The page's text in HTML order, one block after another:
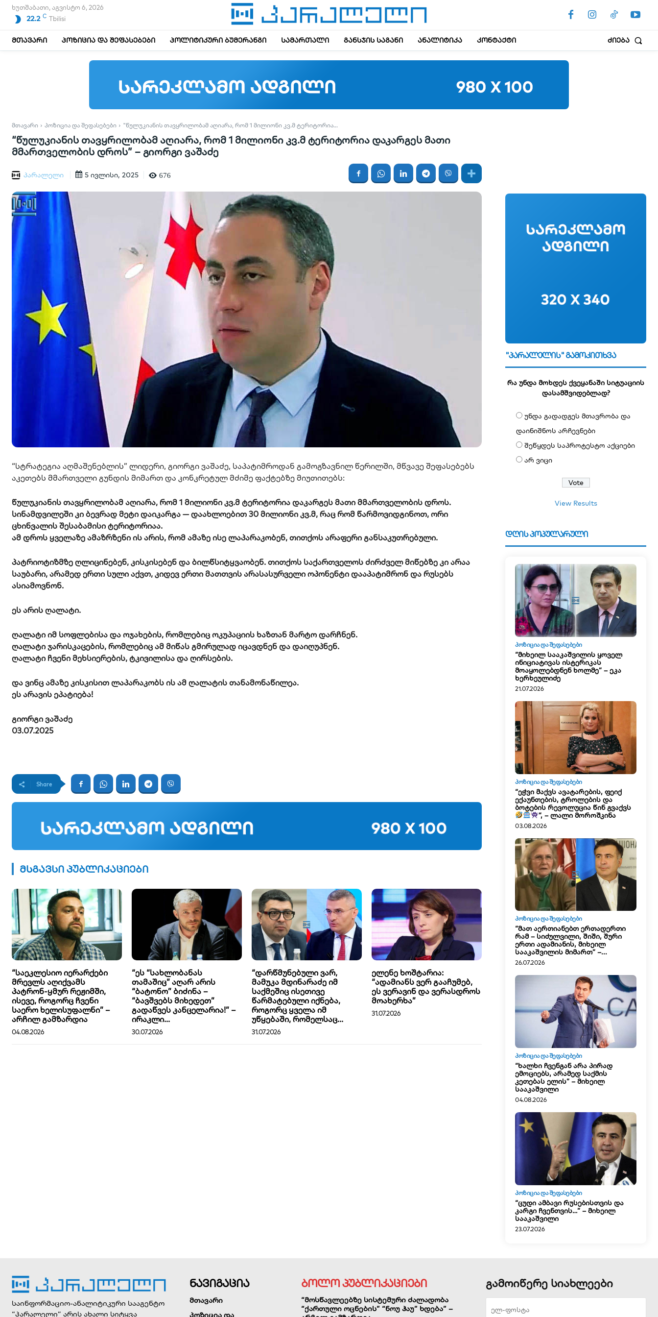
ხუთშაბათი, აგვისტო 6, 2026
22.2 C Tbilisi
მთავარი პოზიცია და შეფასებები პოლიტიკური ბუმერანგი სამართალი განსჯის საგანი ანალიტიკა კონტაქტი ძიება
ᲛᲗᲐᲕᲐᲠᲘ ᲞᲝᲖᲘᲪᲘᲐ ᲓᲐ ᲨᲔᲤᲐᲡᲔᲑᲔᲑᲘ "ᲬᲣᲚᲣᲙᲘᲐᲜᲘᲡ ᲗᲐᲕᲧᲠᲘᲚᲝᲑᲐᲛ ᲐᲦᲘᲐᲠᲐ, ᲠᲝᲛ 1 ᲛᲘᲚᲘᲝᲜᲘ ᲙᲕ.Მ ᲢᲔᲠᲘᲢᲝᲠᲘᲐ...
“წულუკიანის თავყრილობამ აღიარა, რომ 1 მილიონი კვ.მ ტერიტორია დაკარგეს მათი
მმართველობის დროს” – გიორგი ვაშაძე
პარალელი 5 ივლისი, 2025 676
“სტრატეგია აღმაშენებლის” ლიდერი, გიორგი ვაშაძე, საპატიმროდან გამოგზავნილ წერილში, მწვავე შეფასებებს
აკეთებს მმართველი გუნდის მიმართ და კონკრეტულ მძიმე ფაქტებზე მიუთითებს:
წულუკიანის თავყრილობამ აღიარა, რომ 1 მილიონი კვ.მ ტერიტორია დაკარგეს მათი მმართველობის დროს.
სინამდვილეში კი ბევრად მეტი დაიკარგა — დაახლოებით 30 მილიონი კვ.მ, რაც რომ წარმოვიდგინოთ, ორი
ცხინვალის შესაბამისი ტერიტორიაა.
ამ დროს ყველაზე ამაზრზენი ის არის, რომ ამაზე ისე ლაპარაკობენ, თითქოს არაფერი განსაკუთრებული.
პატრიოტიზმზე ღლიცინებენ, კისკისებენ და ბილწსიტყვაობენ. თითქოს საქართველოს ძირძველ მიწებზე კი არაა
საუბარი, არამედ ერთი სული აქვთ, კიდევ ერთი მათთვის არასასურველი ოპონენტი დააპატიმრონ და რუსებს
ასიამოვნონ.
ეს არის ღალატი.
ღალატი იმ სოფლებისა და ოჯახების, რომლებიც ოკუპაციის ხაზთან მარტო დარჩნენ.
ღალატი ჯარისკაცების, რომლებიც ამ მიწას გმირულად იცავდნენ და დაიღუპნენ.
ღალატი ჩვენი მეხსიერების, ტკივილისა და ღირსების.
და ვინც ამაზე კისკისით ლაპარაკობს ის ამ ღალატის თანამონაწილეა.
ეს არავის ეპატიება!
გიორგი ვაშაძე
03.07.2025
Share
მსგავსი პუბლიკაციები
“საეკლესიო იერარქები
მრევლს აღიქვამს
პატრონ-ყმურ რეჟიმში,
ისევე, როგორც ჩვენი
საერო ხელისუფალნი” –
არჩილ გამზარდია
04.08.2026
“ეს “სახლობანას
თამაშიც” აღარ არის
“ბატონო” ბიძინა –
“ბავშვებს მიხედეთ”
გადაწვეს კანცელარია!” –
ირაკლი...
30.07.2026
“დარწმუნებული ვარ,
მამუკა მდინარაძე იმ
საქმეშიც ისეთივე
წარმატებული იქნება,
როგორც ყველა იმ
უწყებაში, რომელსაც...
31.07.2026
ელენე ხოშტარია:
“ადამიანს ვერ გააჩუმებ,
ეს ვერავინ და ვერასდროს
მოახერხა”
31.07.2026
"პარალელის" გამოკითხვა
რა უნდა მოხდეს ქვეყანაში სიტუაციის
დასამშვიდებლად?
უნდა გადადგეს მთავრობა და
დაინიშნოს არჩევნები
შეწყდეს საპროტესტო აქციები
არ ვიცი
View Results
დღის პოპულარული
ᲞᲝᲖᲘᲪᲘᲐ ᲓᲐ ᲨᲔᲤᲐᲡᲔᲑᲔᲑᲘ
“მიხეილ სააკაშვილის ყოველ
ინიციატივას ისტერიკას
მოაყოლებდნენ ხოლმე” – ეკა
ხერხეულიძე
21.07.2026
ᲞᲝᲖᲘᲪᲘᲐ ᲓᲐ ᲨᲔᲤᲐᲡᲔᲑᲔᲑᲘ
“ეჭვი მაქვს ავატარების, ფეიქ
ექაუნთების, ტროლების და
ბოტების რევოლუცია წინ გვაქვს
”, – ლალი მოროშკინა
03.08.2026
ᲞᲝᲖᲘᲪᲘᲐ ᲓᲐ ᲨᲔᲤᲐᲡᲔᲑᲔᲑᲘ
“მათ აერთიანებთ ერთადერთი
რამ – სიძულვილი, შიში, შური
ერთი ადამიანის, მიხეილ
სააკაშვილის მიმართ” –...
26.07.2026
ᲞᲝᲖᲘᲪᲘᲐ ᲓᲐ ᲨᲔᲤᲐᲡᲔᲑᲔᲑᲘ
“ხალხი ჩვენგან არა პირად
ემოციებს, არამედ საქმის
კეთებას ელის” – მიხეილ
სააკაშვილი
04.08.2026
ᲞᲝᲖᲘᲪᲘᲐ ᲓᲐ ᲨᲔᲤᲐᲡᲔᲑᲔᲑᲘ
“ცუდი ამბავი რუსებისთვის და
კარგი ჩვენთვის…” – მიხეილ
სააკაშვილი
23.07.2026
საინფორმაციო-ანალიტიკური სააგენტო
“პარალელი” არის ახალი სიტყვა
ნავიგაცია
მთავარი
პოზიცია და
ბოლო პუბლიკაციები
“მოსწავლეებზე სისტემური ძალადობა
“ქართული ოცნების” “ნოუ ჰაუ” ხდება” –
გამოიწერე სიახლეები